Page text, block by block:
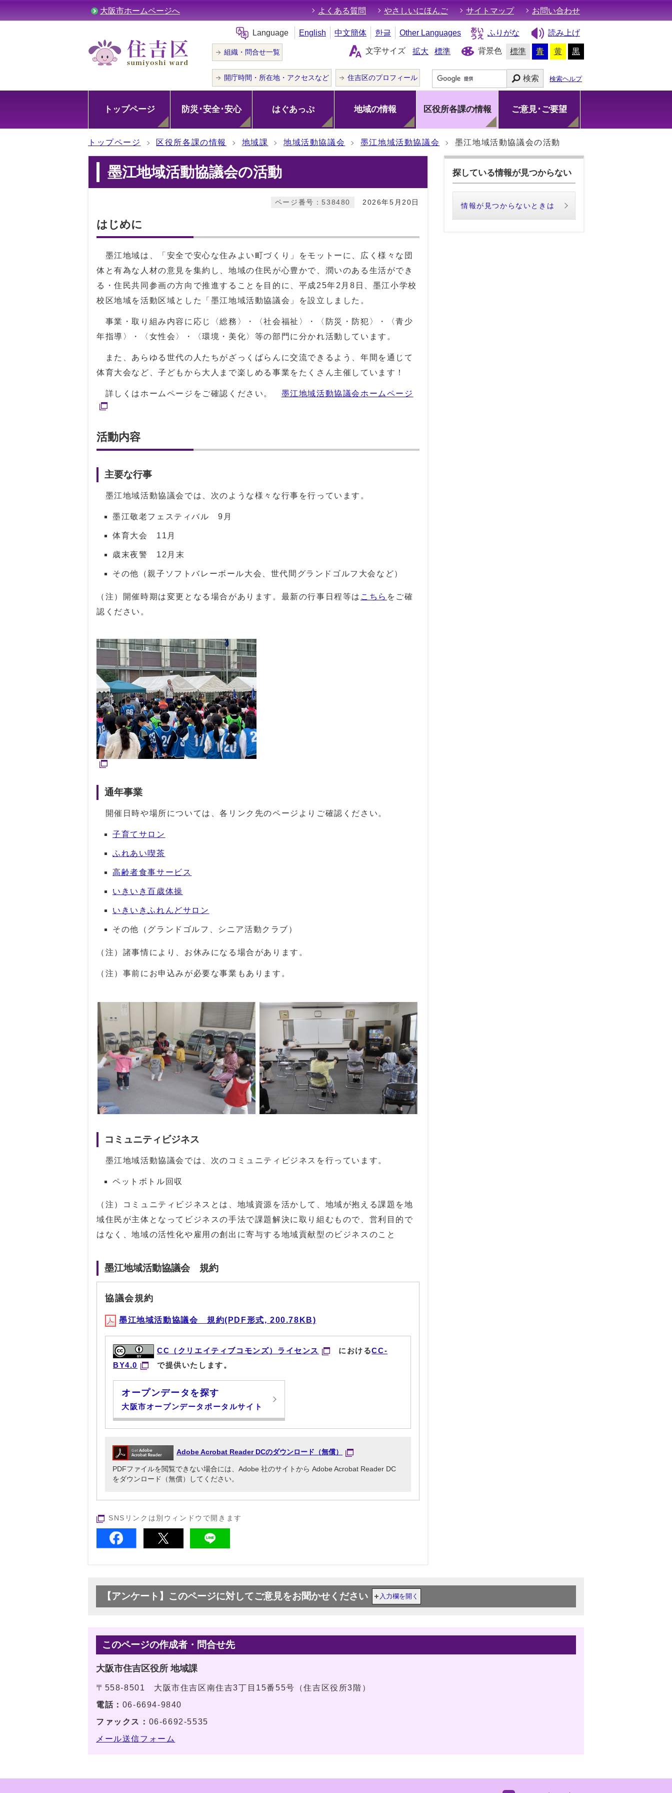
大阪市ホームページへ よくある質問 やさしいにほんご サイトマップ お問い合わせ
Language English 中文簡体 한글 Other Languages ふりがな 読み上げ
組織・問合せ一覧 文字サイズ 拡大 標準 背景色 標準 青 黄 黒
開庁時間・所在地・アクセスなど 住吉区のプロフィール 検索 検索ヘルプ
トップページ 防災･安全･安心 はぐあっぷ 地域の情報 区役所各課の情報 ご意見･ご要望
トップページ 区役所各課の情報 地域課 地域活動協議会 墨江地域活動協議会 墨江地域活動協議会の活動
墨江地域活動協議会の活動
2026年5月20日
ページ番号：538480
はじめに
墨江地域は、「安全で安心な住みよい町づくり」をモットーに、広く様々な団
体と有為な人材の意見を集約し、地域の住民が心豊かで、潤いのある生活ができ
る・住民共同参画の方向で推進することを目的に、平成25年2月8日、墨江小学校
校区地域を活動区域とした「墨江地域活動協議会」を設立しました。
事業・取り組み内容に応じ〈総務〉・〈社会福祉〉・〈防災・防犯〉・〈青少
年指導〉・〈女性会〉・〈環境・美化〉等の部門に分かれ活動しています。
また、あらゆる世代の人たちがざっくばらんに交流できるよう、年間を通じて
体育大会など、子どもから大人まで楽しめる事業をたくさん主催しています！
詳しくはホームページをご確認ください。 墨江地域活動協議会ホームページ
活動内容
主要な行事
墨江地域活動協議会では、次のような様々な行事を行っています。
墨江敬老フェスティバル 9月
体育大会 11月
歳末夜警 12月末
その他（親子ソフトバレーボール大会、世代間グランドゴルフ大会など）
（注）開催時期は変更となる場合があります。最新の行事日程等は こちら をご確
認ください。
通年事業
開催日時や場所については、各リンク先のページよりご確認ください。
子育てサロン
ふれあい喫茶
高齢者食事サービス
いきいき百歳体操
いきいきふれんどサロン
その他（グランドゴルフ、シニア活動クラブ）
（注）諸事情により、お休みになる場合があります。
（注）事前にお申込みが必要な事業もあります。
コミュニティビジネス
墨江地域活動協議会では、次のコミュニティビジネスを行っています。
ペットボトル回収
（注）コミュニティビジネスとは、地域資源を活かして、地域が抱える課題を地
域住民が主体となってビジネスの手法で課題解決に取り組むもので、営利目的で
はなく、地域の活性化や雇用の創出に寄与する地域貢献型のビジネスのこと
墨江地域活動協議会 規約
協議会規約
墨江地域活動協議会 規約(PDF形式, 200.78KB)
CC（クリエイティブコモンズ）ライセンス におけるCC-
BY4.0
で提供いたします。
オープンデータを探す
大阪市オープンデータポータルサイト
Adobe Acrobat Reader DCのダウンロード（無償）
PDFファイルを閲覧できない場合には、Adobe 社のサイトから Adobe Acrobat Reader DC
をダウンロード（無償）してください。
SNSリンクは別ウィンドウで開きます
探している情報が見つからない
情報が見つからないときは
【アンケート】このページに対してご意見をお聞かせください 入力欄を開く
このページの作成者・問合せ先
大阪市住吉区役所 地域課
〒558-8501 大阪市住吉区南住吉3丁目15番55号（住吉区役所3階）
電話： 06-6694-9840
ファックス： 06-6692-5535
メール送信フォーム